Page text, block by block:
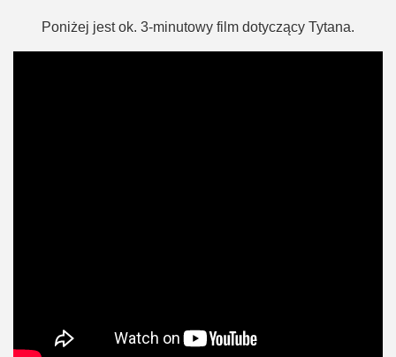
Poniżej jest ok. 3-minutowy film dotyczący Tytana.